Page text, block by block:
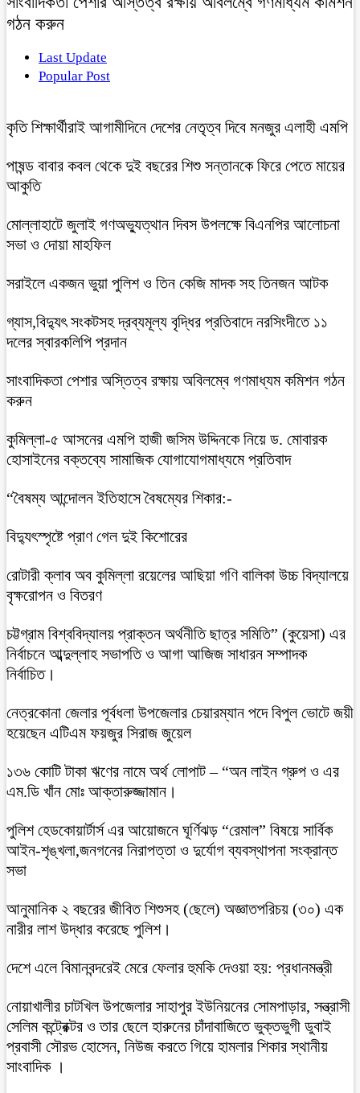
গঠন করুন
Last Update
Popular Post
কৃতি শিক্ষার্থীরাই আগামীদিনে দেশের নেতৃত্ব দিবে মনজুর এলাহী এমপি
পাষন্ড বাবার কবল থেকে দুই বছরের শিশু সন্তানকে ফিরে পেতে মায়ের
আকুতি
মোল্লাহাটে জুলাই গণঅভ্যুত্থান দিবস উপলক্ষে বিএনপির আলোচনা
সভা ও দোয়া মাহফিল
সরাইলে একজন ভুয়া পুলিশ ও তিন কেজি মাদক সহ তিনজন আটক
গ্যাস,বিদ্যুৎ সংকটসহ দ্রব্যমূল্য বৃদ্ধির প্রতিবাদে নরসিংদীতে ১১
দলের স্বারকলিপি প্রদান
সাংবাদিকতা পেশার অস্তিত্ব রক্ষায় অবিলম্বে গণমাধ্যম কমিশন গঠন
করুন
কুমিল্লা-৫ আসনের এমপি হাজী জসিম উদ্দিনকে নিয়ে ড. মোবারক
হোসাইনের বক্তব্যে সামাজিক যোগাযোগমাধ্যমে প্রতিবাদ
“বৈষম্য আন্দোলন ইতিহাসে বৈষম্যের শিকার:-
বিদ্যুৎস্পৃষ্টে প্রাণ গেল দুই কিশোরের
রোটারী ক্লাব অব কুমিল্লা রয়েলের আছিয়া গণি বালিকা উচ্চ বিদ্যালয়ে
বৃক্ষরোপন ও বিতরণ
চট্টগ্রাম বিশ্ববিদ্যালয় প্রাক্তন অর্থনীতি ছাত্র সমিতি” (কুয়েসা) এর
নির্বাচনে আব্দুল্লাহ সভাপতি ও আগা আজিজ সাধারন সম্পাদক
নির্বাচিত।
নেত্রকোনা জেলার পূর্বধলা উপজেলার চেয়ারম্যান পদে বিপুল ভোটে জয়ী
হয়েছেন এটিএম ফয়জুর সিরাজ জুয়েল
১৩৬ কোটি টাকা ঋণের নামে অর্থ লোপাট – “অন লাইন গ্রুপ ও এর
এম.ডি খাঁন মোঃ আক্তারুজ্জামান।
পুলিশ হেডকোয়ার্টার্স এর আয়োজনে ঘূর্ণিঝড় “রেমাল” বিষয়ে সার্বিক
আইন-শৃঙ্খলা,জনগনের নিরাপত্তা ও দুর্যোগ ব্যবস্থাপনা সংক্রান্ত
সভা
আনুমানিক ২ বছরের জীবিত শিশুসহ (ছেলে) অজ্ঞাতপরিচয় (৩০) এক
নারীর লাশ উদ্ধার করেছে পুলিশ।
দেশে এলে বিমানবন্দরেই মেরে ফেলার হুমকি দেওয়া হয়: প্রধানমন্ত্রী
নোয়াখালীর চাটখিল উপজেলার সাহাপুর ইউনিয়নের সোমপাড়ার, সন্ত্রাসী
সেলিম কন্ট্রেক্টর ও তার ছেলে হারুনের চাঁদাবাজিতে ভুক্তভুগী ডুবাই
প্রবাসী সৌরভ হোসেন, নিউজ করতে গিয়ে হামলার শিকার স্থানীয়
সাংবাদিক ।